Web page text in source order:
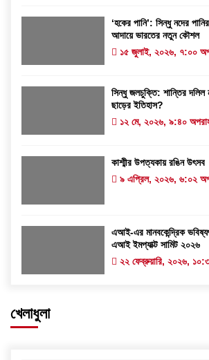
‘হকের পানি’: সিন্ধু নদের
আদায়ে ভারতের নতুন কৌশল
১৫ জুলাই, ২০২৬, ৭:০০
সিন্ধু জলচুক্তি: শান্তির দলিল
ছাড়ের ইতিহাস?
১২ মে, ২০২৬, ৯:৪০
কাশ্মীর উপত্যকায় রঙিন উৎসব
৯ এপ্রিল, ২০২৬, ৬:০২
এআই-এর মানবকেন্দ্রিক ভবিষ্যৎ
এআই ইমপ্যাক্ট সামিট ২০২৬
২২ ফেব্রুয়ারি, ২০২৬,
খেলাধুলা